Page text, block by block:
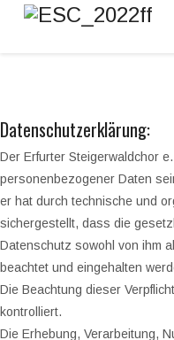
Datenschutzerklärung:
Der Erfurter Steigerwaldchor
personenbezogener Daten
er hat durch technische und
sichergestellt, dass die
Datenschutz sowohl von ihm
beachtet und eingehalten
Die Beachtung dieser
kontrolliert.
Die Erhebung, Verarbeitung,